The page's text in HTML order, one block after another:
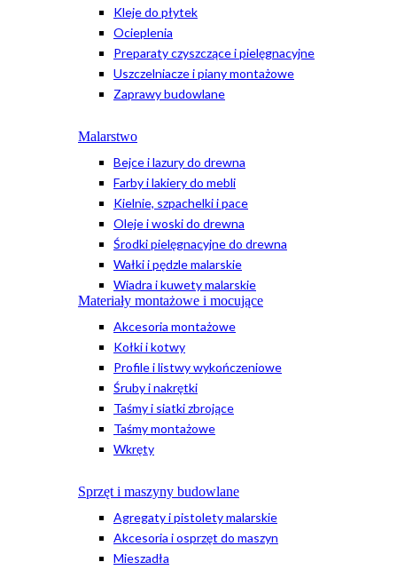
Kleje do płytek
Ocieplenia
Preparaty czyszczące i pielęgnacyjne
Uszczelniacze i piany montażowe
Zaprawy budowlane
Malarstwo
Bejce i lazury do drewna
Farby i lakiery do mebli
Kielnie, szpachelki i pace
Oleje i woski do drewna
Środki pielęgnacyjne do drewna
Wałki i pędzle malarskie
Wiadra i kuwety malarskie
Materiały montażowe i mocujące
Akcesoria montażowe
Kołki i kotwy
Profile i listwy wykończeniowe
Śruby i nakrętki
Taśmy i siatki zbrojące
Taśmy montażowe
Wkręty
Sprzęt i maszyny budowlane
Agregaty i pistolety malarskie
Akcesoria i osprzęt do maszyn
Mieszadła